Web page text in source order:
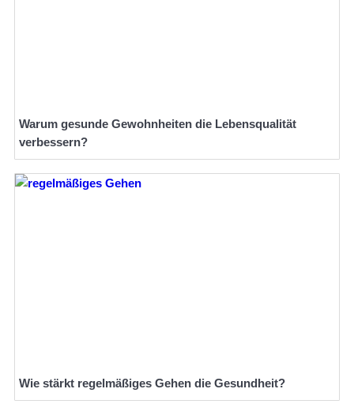
Warum gesunde Gewohnheiten die Lebensqualität
verbessern?
Wie stärkt regelmäßiges Gehen die Gesundheit?